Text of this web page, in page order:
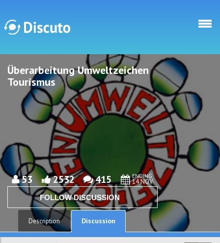
Discuto
Discuto
Überarbeitung Umweltzeichen
Tourismus
53 2532 415 ENDING
14 NOV
FOLLOW DISCUSSION
Description Discussion